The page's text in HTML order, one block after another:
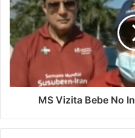
MS Vizita Bebe No